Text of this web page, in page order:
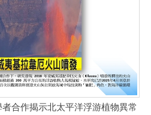
合作揭示北太平洋浮游植物異常